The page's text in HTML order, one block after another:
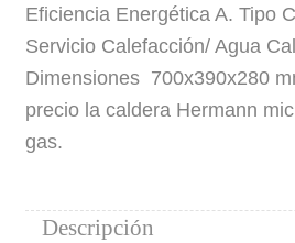
Eficiencia Energética A. Tipo
Servicio Calefacción/ Agua
Dimensiones 700x390x280
precio la caldera Hermann
gas.
Descripción